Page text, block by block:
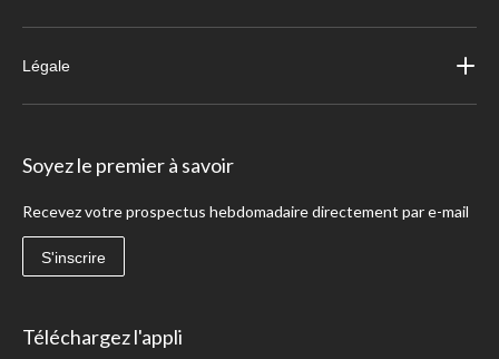
Légale
Soyez le premier à savoir
Recevez votre prospectus hebdomadaire directement par e-mail
S'inscrire
Téléchargez l'appli